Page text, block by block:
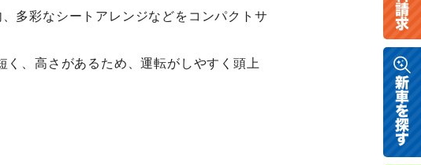
多彩なシートアレンジなどをコンパクトサ
、高さがあるため、運転がしやすく頭上